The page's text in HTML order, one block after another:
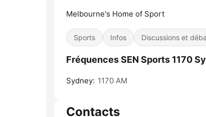
Melbourne's Home of Sport
Sports Infos Discussions et
Fréquences SEN Sports 1170
Sydney: 1170 AM
Contacts